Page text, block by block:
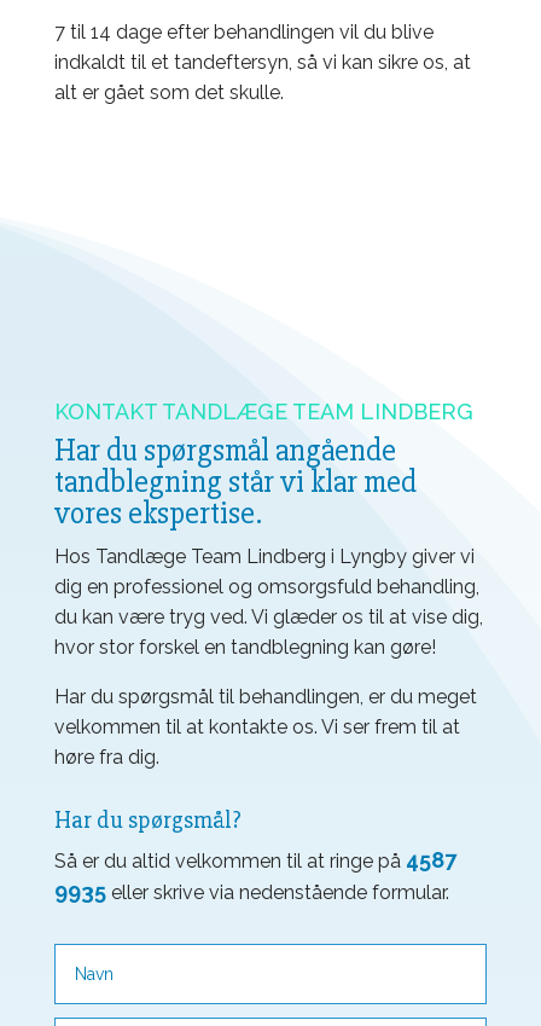
7 til 14 dage efter behandlingen vil du blive
indkaldt til et tandeftersyn, så vi kan sikre os, at
alt er gået som det skulle.
KONTAKT TANDLÆGE TEAM LINDBERG
Har du spørgsmål angående
tandblegning står vi klar med
vores ekspertise.
Hos Tandlæge Team Lindberg i Lyngby giver vi
dig en professionel og omsorgsfuld behandling,
du kan være tryg ved. Vi glæder os til at vise dig,
hvor stor forskel en tandblegning kan gøre!
Har du spørgsmål til behandlingen, er du meget
velkommen til at kontakte os. Vi ser frem til at
høre fra dig.
Har du spørgsmål?
Så er du altid velkommen til at ringe på 4587
9935eller skrive via nedenstående formular.